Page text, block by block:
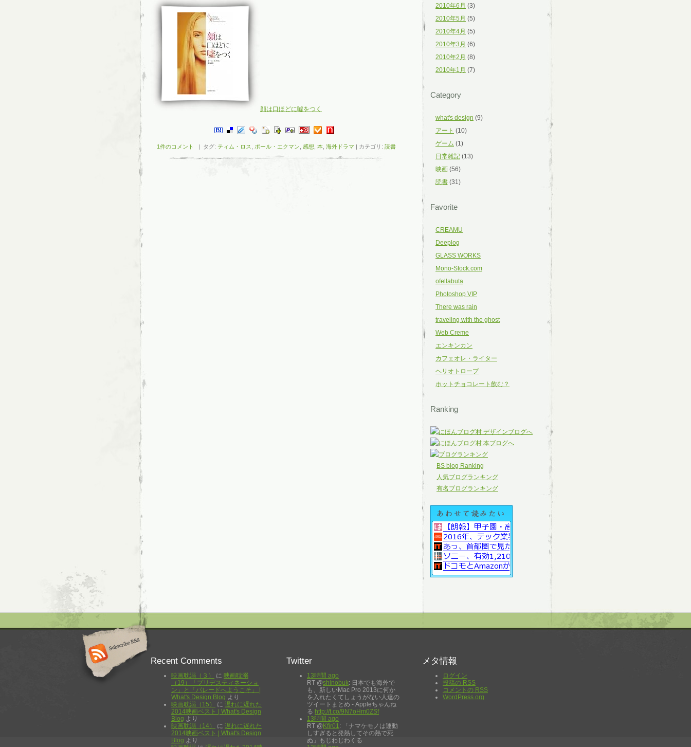
顔は口ほどに嘘をつく
1件のコメント | タグ: ティム・ロス ポール・エクマン 感想 本, 海外ドラマ | カテゴリ: 読書
2010年6月 (3)
2010年5月 (5)
2010年4月 (5)
2010年3月 (6)
2010年2月 (8)
2010年1月 (7)
Category
what's design (9)
アート (10)
ゲーム (1)
日常雑記 (13)
映画 (56)
読書 (31)
Favorite
CREAMU
Deeplog
GLASS WORKS
Mono-Stock.com
ofellabuta
Photoshop VIP
There was rain
traveling with the ghost
Web Creme
エンキンカン
カフェオレ・ライター
ヘリオトロープ
ホットチョコレート飲む？
Ranking
BS blog Ranking
人気ブログランキング
有名ブログランキング
Recent Comments
映画耽溺（３） に 映画耽溺
（19）「プリデスティネーショ
ン」と「パレードへようこそ」 |
What's Design Blog より
映画耽溺（15）
に 遅れに遅れた
2014映画ベスト | What's Design
Blog より
映画耽溺（14）
に 遅れに遅れた
2014映画ベスト | What's Design
Blog より
Twitter
13時間 ago
RT @shinobuk: 日本でも海外で
も、新しいMac Pro 2013に何か
を入れたくてしょうがない人達の
ツイートまとめ - Appleちゃんね
る http://t.co/9N7oHm0ZSf
13時間 ago
RT @ Kfir01: 「ナマケモノは運動
しすぎると発熱してその熱で死
ぬ」もじわじわくる
メタ情報
ログイン
投稿の RSS
コメントの RSS
WordPress.org